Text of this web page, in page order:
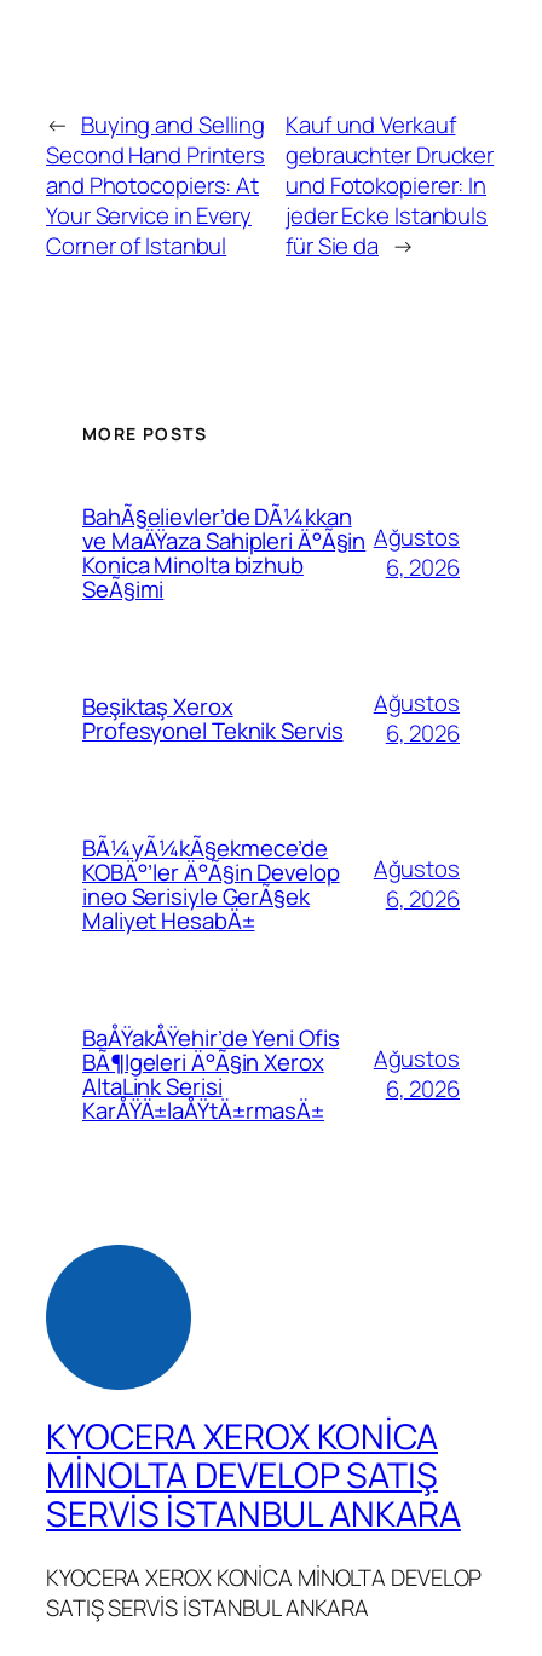
← Buying and Selling
Second Hand Printers
and Photocopiers: At
Your Service in Every
Corner of Istanbul
Kauf und Verkauf
gebrauchter Drucker
und Fotokopierer: In
jeder Ecke Istanbuls
für Sie da →
MORE POSTS
BahÃ§elievler’de DÃ¼kkan
ve MaÄŸaza Sahipleri Ä°Ã§in
Konica Minolta bizhub
SeÃ§imi
Ağustos
6, 2026
Beşiktaş Xerox
Profesyonel Teknik Servis
Ağustos
6, 2026
BÃ¼yÃ¼kÃ§ekmece’de
KOBÄ°’ler Ä°Ã§in Develop
ineo Serisiyle GerÃ§ek
Maliyet HesabÄ±
Ağustos
6, 2026
BaÅŸakÅŸehir’de Yeni Ofis
BÃ¶lgeleri Ä°Ã§in Xerox
AltaLink Serisi
KarÅŸÄ±laÅŸtÄ±rmasÄ±
Ağustos
6, 2026
KYOCERA XEROX KONİCA
MİNOLTA DEVELOP SATIŞ
SERVİS İSTANBUL ANKARA
KYOCERA XEROX KONİCA MİNOLTA DEVELOP
SATIŞ SERVİS İSTANBUL ANKARA